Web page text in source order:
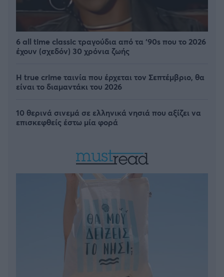
6 all time classic τραγούδια από τα ‘90s που το 2026
έχουν (σχεδόν) 30 χρόνια ζωής
Η true crime ταινία που έρχεται τον Σεπτέμβριο, θα
είναι το διαμαντάκι του 2026
10 θερινά σινεμά σε ελληνικά νησιά που αξίζει να
επισκεφθείς έστω μία φορά